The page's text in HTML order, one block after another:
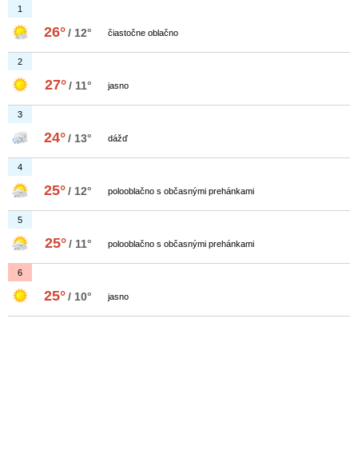
1
26°/ 12° čiastočne oblačno
2
27° / 11° jasno
3
24°/ 13° dážď
4
25°/ 12° polooblačno s občasnými prehánkami
5
25° / 11° polooblačno s občasnými prehánkami
6
25°/ 10° jasno